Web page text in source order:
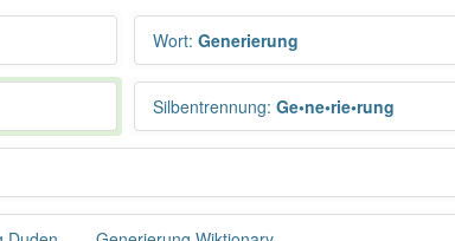
Wort: Generierung
Silbentrennung: Ge•ne•rie•rung